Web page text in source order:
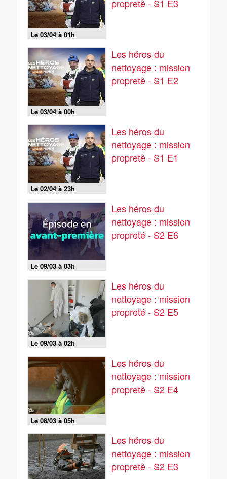
Le 03/04 à 01h
propreté - S1 E3
Le 03/04 à 00h
Les héros du
nettoyage : mission
propreté - S1 E2
Le 02/04 à 23h
Les héros du
nettoyage : mission
propreté - S1 E1
Le 09/03 à 03h
Les héros du
nettoyage : mission
propreté - S2 E6
Le 09/03 à 02h
Les héros du
nettoyage : mission
propreté - S2 E5
Le 08/03 à 05h
Les héros du
nettoyage : mission
propreté - S2 E4
Les héros du
nettoyage : mission
propreté - S2 E3